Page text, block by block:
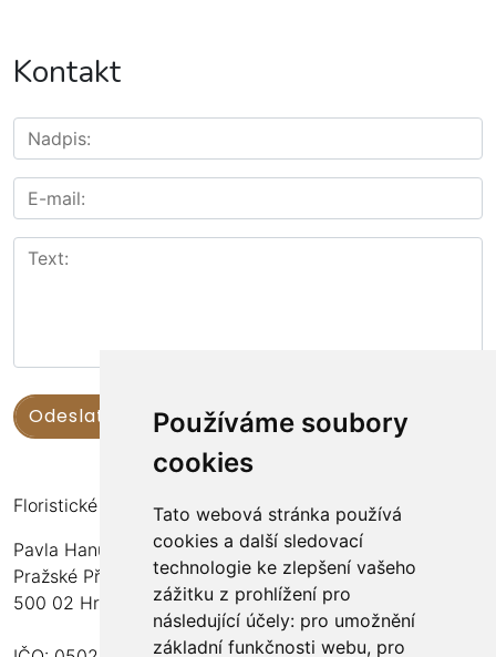
Používáme soubory
cookies
Tato webová stránka používá
cookies a další sledovací
technologie ke zlepšení vašeho
zážitku z prohlížení pro
následující účely: pro umožnění
základní funkčnosti webu, pro
Kontakt
Floristické kurzy Violet - Bc. Veronika Němečková
Pavla Hanuše 252
Pražské Předměstí
500 02 Hradec Králové